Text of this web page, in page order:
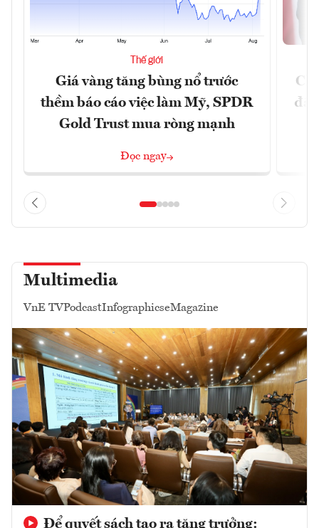
Thế giới
Giá vàng tăng bùng nổ trước
thềm báo cáo việc làm Mỹ, SPDR
Gold Trust mua ròng mạnh
Đọc ngay
đã
Multimedia
VnE TVPodcastInfographicseMagazine
Để quyết sách tạo ra tăng trưởng: